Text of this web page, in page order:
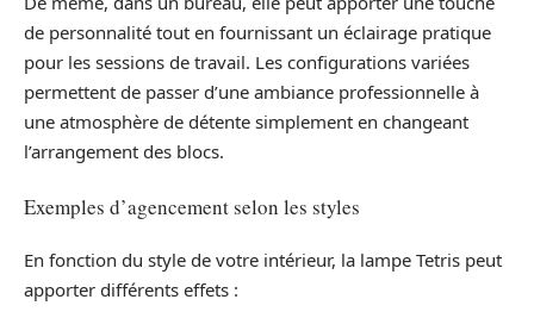
de personnalité tout en fournissant un éclairage pratique
pour les sessions de travail. Les configurations variées
permettent de passer d’une ambiance professionnelle à
une atmosphère de détente simplement en changeant
l’arrangement des blocs.
Exemples d’agencement selon les styles
En fonction du style de votre intérieur, la lampe Tetris peut
apporter différents effets :